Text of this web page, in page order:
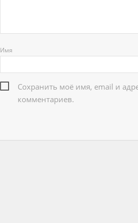
Имя
Сохранить моё имя, email и
комментариев.